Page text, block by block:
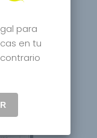
para
en tu